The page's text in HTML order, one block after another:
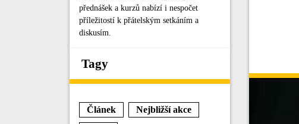
přednášek a kurzů nabízí i nespočet
příležitostí k přátelským setkáním a
diskusím.
Tagy
Článek
Nejbližší akce